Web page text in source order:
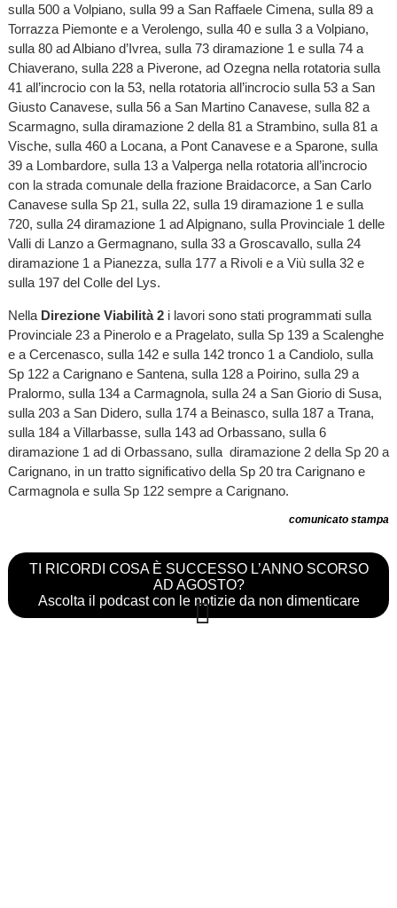
sulla 500 a Volpiano, sulla 99 a San Raffaele Cimena, sulla 89 a
Torrazza Piemonte e a Verolengo, sulla 40 e sulla 3 a Volpiano,
sulla 80 ad Albiano d’Ivrea, sulla 73 diramazione 1 e sulla 74 a
Chiaverano, sulla 228 a Piverone, ad Ozegna nella rotatoria sulla
41 all’incrocio con la 53, nella rotatoria all’incrocio sulla 53 a San
Giusto Canavese, sulla 56 a San Martino Canavese, sulla 82 a
Scarmagno, sulla diramazione 2 della 81 a Strambino, sulla 81 a
Vische, sulla 460 a Locana, a Pont Canavese e a Sparone, sulla
39 a Lombardore, sulla 13 a Valperga nella rotatoria all’incrocio
con la strada comunale della frazione Braidacorce, a San Carlo
Canavese sulla Sp 21, sulla 22, sulla 19 diramazione 1 e sulla
720, sulla 24 diramazione 1 ad Alpignano, sulla Provinciale 1 delle
Valli di Lanzo a Germagnano, sulla 33 a Groscavallo, sulla 24
diramazione 1 a Pianezza, sulla 177 a Rivoli e a Viù sulla 32 e
sulla 197 del Colle del Lys.
Nella Direzione Viabilità 2i lavori sono stati programmati sulla
Provinciale 23 a Pinerolo e a Pragelato, sulla Sp 139 a Scalenghe
e a Cercenasco, sulla 142 e sulla 142 tronco 1 a Candiolo, sulla
Sp 122 a Carignano e Santena, sulla 128 a Poirino, sulla 29 a
Pralormo, sulla 134 a Carmagnola, sulla 24 a San Giorio di Susa,
sulla 203 a San Didero, sulla 174 a Beinasco, sulla 187 a Trana,
sulla 184 a Villarbasse, sulla 143 ad Orbassano, sulla 6
diramazione 1 ad di Orbassano, sulla diramazione 2 della Sp 20 a
Carignano, in un tratto significativo della Sp 20 tra Carignano e
Carmagnola e sulla Sp 122 sempre a Carignano.
comunicato stampa
TI RICORDI COSA È SUCCESSO L’ANNO SCORSO
AD AGOSTO?
Ascolta il podcast con le notizie da non dimenticare